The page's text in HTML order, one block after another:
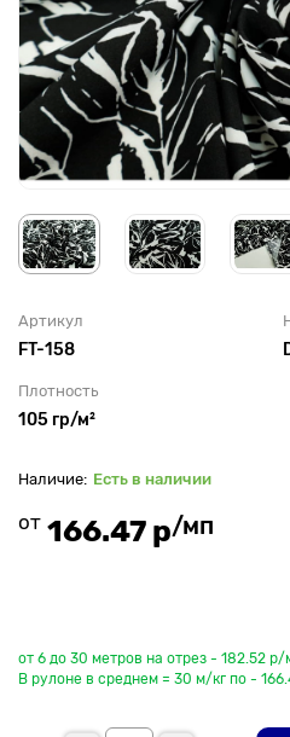
Артикул
FT-158
Плотность
105 гр/м²
Есть в наличии
от 166.47 р/мп
от 6 до 30 метров на отрез - 182.52 р/
В рулоне в среднем = 30 м/кг по -